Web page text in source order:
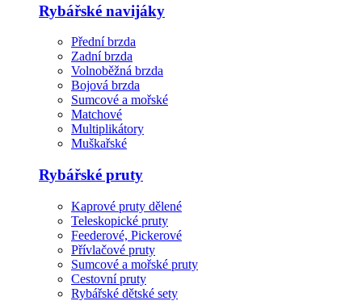
Rybářské navijáky
Přední brzda
Zadní brzda
Volnoběžná brzda
Bojová brzda
Sumcové a mořské
Matchové
Multiplikátory
Muškařské
Rybářské pruty
Kaprové pruty dělené
Teleskopické pruty
Feederové, Pickerové
Přívlačové pruty
Sumcové a mořské pruty
Cestovní pruty
Rybářské dětské sety